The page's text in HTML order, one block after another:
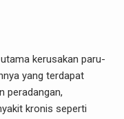
kerusakan paru-
yang terdapat
peradangan,
kronis seperti